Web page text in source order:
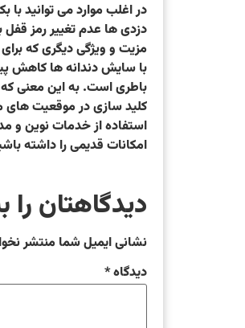
در اغلب موارد می توانید با
دزدی ها عدم تغییر رمز قفل
مزیت و ویژگی دیگری که
با سایش دندانه ها کاهش
باطری است. به این معنی که
کلید سازی در موقعیت های
استفاده از خدمات نوین و
امکانات قدیمی را داشته
دیدگاهتان را
نشانی ایمیل شما منتشر
دیدگاه*